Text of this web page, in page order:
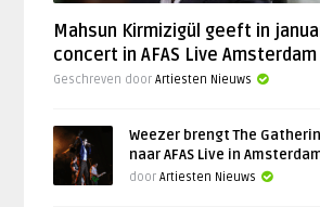
Mahsun Kirmizigül geeft in
concert in AFAS Live Amsterdam
Geschreven doorArtiesten Nieuws
Weezer brengt The
naar AFAS Live in
doorArtiesten Nieuws